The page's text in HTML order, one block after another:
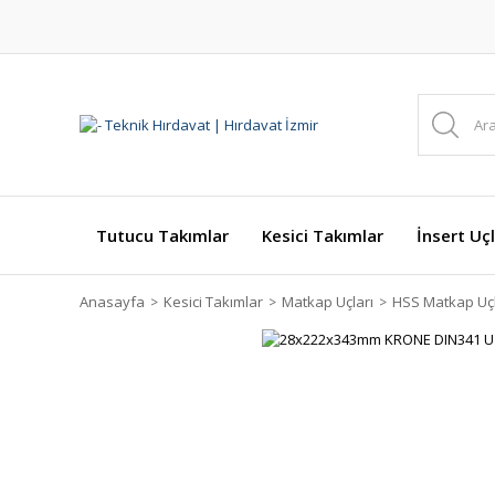
Tutucu Takımlar Kesici Takımlar İnsert
Anasayfa Kesici Takımlar Matkap Uçları HSS Matkap